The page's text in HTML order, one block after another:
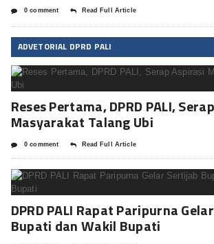
0 comment Read Full Article
ADVETORIAL DPRD PALI
Reses Pertama, DPRD PALI,
Masyarakat Talang Ubi
0 comment Read Full Article
DPRD PALI Rapat Paripurna
Bupati dan Wakil Bupati